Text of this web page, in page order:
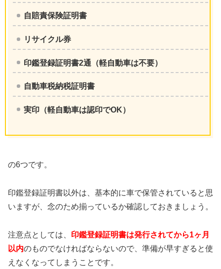
自賠責保険証明書
リサイクル券
印鑑登録証明書2通（軽自動車は不要）
自動車税納税証明書
実印（軽自動車は認印でOK）
の6つです。
印鑑登録証明書以外は、基本的に車で保管されていると思
いますが、念のため揃っているか確認しておきましょう。
注意点としては、 印鑑登録証明書は発行されてから1ヶ月
以内のものでなければならないので、準備が早すぎると使
えなくなってしまうことです。